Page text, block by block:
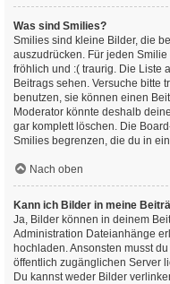
Was sind Smilies?
Smilies sind kleine Bilder, die
auszudrücken. Für jeden
fröhlich und :( traurig. Die Liste
Beitrags sehen. Versuche bitte
benutzen, sie können einen
Moderator könnte deshalb
gar komplett löschen. Die
Smilies begrenzen, die du in
Nach oben
Kann ich Bilder in meine
Ja, Bilder können in deinem
Administration Dateianhänge
hochladen. Ansonsten musst
öffentlich zugänglichen Server
Du kannst weder Bilder